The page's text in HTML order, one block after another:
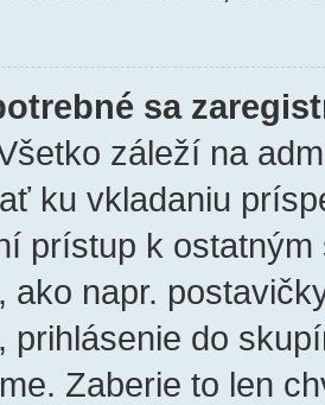
sa
záleží na
ku vkladaniu
prístup k
ako napr.
prihlásenie do
Zaberie to len